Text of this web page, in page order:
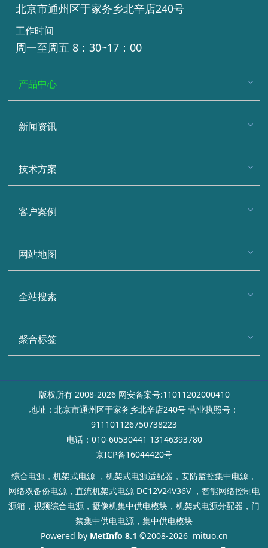
北京市通州区于家务乡北辛店240号
工作时间
周一至周五 8：30~17：00
产品中心
新闻资讯
技术方案
客户案例
网站地图
全站搜索
聚合标签
版权所有 2008-2026 网安备案号:11011202000410
地址：北京市通州区于家务乡北辛店240号 营业执照号：
911101126750738223
电话：010-60530441 13146393780
京ICP备16044420号
综合电源，机架式电源 ，机架式电源适配器，安防监控集中电源，
网络双备份电源，直流机架式电源 DC12V24V36V ，智能网络控制电
源箱，视频综合电源，摄像机集中供电模块，机架式电源分配器，门
禁集中供电电源，集中供电模块
Powered by MetInfo 8.1 ©2008-2026 mituo.cn